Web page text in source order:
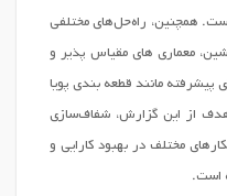
همچنین، راه‌حل‌های مختلفی
معماری های مقیاس پذیر و
مانند قطعه بندی پویا
از این گزارش، شفاف‌سازی
مختلف در بهبود کارایی و
است.